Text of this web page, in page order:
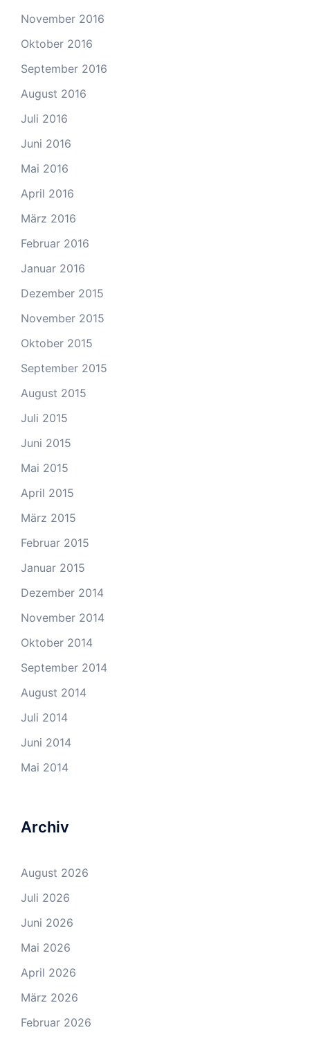
November 2016
Oktober 2016
September 2016
August 2016
Juli 2016
Juni 2016
Mai 2016
April 2016
März 2016
Februar 2016
Januar 2016
Dezember 2015
November 2015
Oktober 2015
September 2015
August 2015
Juli 2015
Juni 2015
Mai 2015
April 2015
März 2015
Februar 2015
Januar 2015
Dezember 2014
November 2014
Oktober 2014
September 2014
August 2014
Juli 2014
Juni 2014
Mai 2014
Archiv
August 2026
Juli 2026
Juni 2026
Mai 2026
April 2026
März 2026
Februar 2026